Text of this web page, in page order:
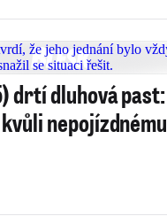
drtí dluhová past:
nepojízdnému